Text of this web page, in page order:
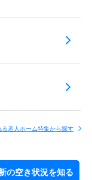
老人ホーム特集から探す
の空き状況を知る